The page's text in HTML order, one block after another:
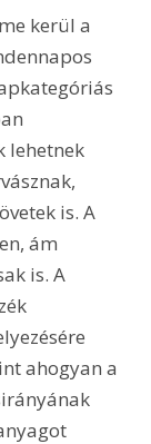
kerül a
lehetnek
is. A
ám
is. A
ahogyan a